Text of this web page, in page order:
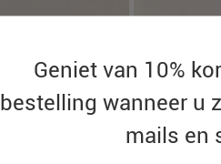
Geniet van 10%
bestelling wanneer u
mails en